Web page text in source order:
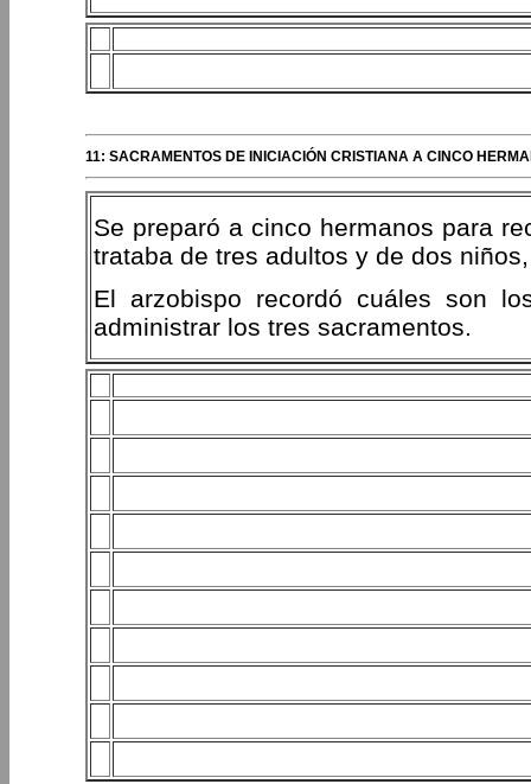
11: SACRAMENTOS DE INICIACIÓN CRISTIANA A CINCO
Se preparó a cinco hermanos para
trataba de tres adultos y de dos
El arzobispo recordó cuáles son
administrar los tres sacramentos.